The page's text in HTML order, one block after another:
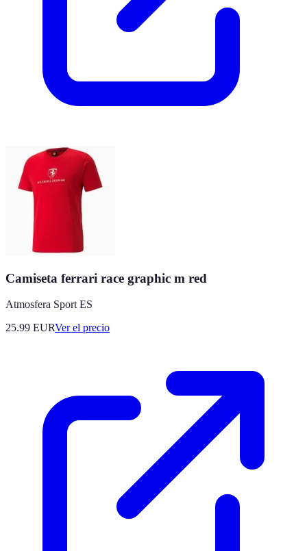
Camiseta ferrari race graphic m red
Atmosfera Sport ES
25.99 EURVer el precio